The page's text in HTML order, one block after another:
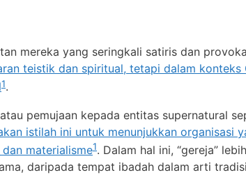
mereka yang seringkali satiris dan
teistik dan spiritual, tetapi dalam konteks
1.
pemujaan kepada entitas supernatural
istilah ini untuk menunjukkan organisasi
materialisme1. Dalam hal ini, “gereja”
daripada tempat ibadah dalam arti